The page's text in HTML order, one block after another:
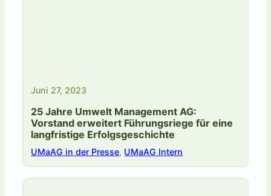
Juni 27, 2023
25 Jahre Umwelt Management AG:
Vorstand erweitert Führungsriege für eine
langfristige Erfolgsgeschichte
UMaAG in der Presse, UMaAG Intern